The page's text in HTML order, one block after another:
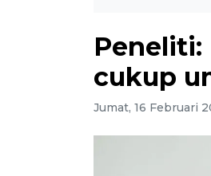
cukup
Jumat, 16 Februari